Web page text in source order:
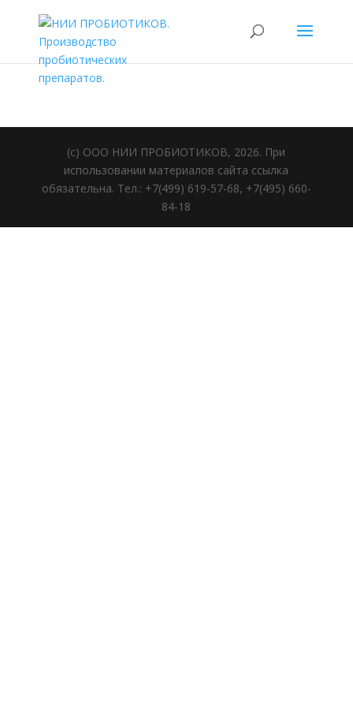
(c) ООО НИИ ПРОБИОТИКОВ, 2026. При
использовании материалов сайта ссылка
обязательна. Тел.: +7(499) 619-57-68, +7(495) 660-
84-18